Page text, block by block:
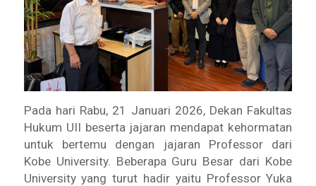
Pada hari Rabu, 21 Januari 2026, Dekan Fakultas
Hukum UII beserta jajaran mendapat kehormatan
untuk bertemu dengan jajaran Professor dari
Kobe University. Beberapa Guru Besar dari Kobe
University yang turut hadir yaitu Professor Yuka